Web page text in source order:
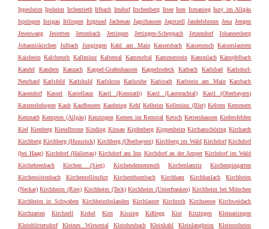
Ippesheim Ipsheim Irchenrieth Irlbach Irndorf Irschenberg Irsee Isen Ismaning Isny im Allgäu
Ispringen Issigau Ittlingen Itzgrund Jachenau Jagsthausen Jagstzell Jandelsbrunn Jena Jengen
Jesenwang
Jestetten Jettenbach Jettingen Jettingen-Scheppach Jetzendorf
Johannesberg
Johanniskirchen
Julbach Jungingen Kahl am Main Kaisersbach Kaisersesch
Kaiserslautern
Kaisheim Kalchreuth Kallmünz Kaltental Kammeltal Kammerstein Kammlach Kämpfelbach
Kandel
Kandern Kanzach Kappel-Grafenhausen Kappelrodeck Karbach Karlsbad
Karlsdorf-
Neuthard
Karlsfeld Karlshuld Karlskron Karlsruhe Karlstadt Karlstein am Main
Karsbach
Kasendorf
Kassel Kastellaun Kastl (Kemnath) Kastl (Lauterachtal)
Kastl (Oberbayern)
Katzenelnbogen Kaub Kaufbeuren Kaufering Kehl Kelheim Kellmünz (Iller) Keltern Kemmern
Kemnath Kempten (Allgäu) Kenzingen Kernen im Remstal Ketsch Kettershausen Kiefersfelden
Kiel Kienberg Kieselbronn Kinding Kinsau Kipfenberg Kippenheim Kirchanschöring Kirchardt
Kirchberg Kirchberg (Hunsrück) Kirchberg (Oberbayern) Kirchberg im Wald Kirchdorf Kirchdorf
(bei Haag) Kirchdorf (Hallertau) Kirchdorf am Inn Kirchdorf an der Amper Kirchdorf im Wald
Kirchehrenbach
Kirchen (Sieg) Kirchendemenreuth Kirchenlamitz
Kirchenpingarten
Kirchensittenbach
Kirchentellinsfurt Kirchenthumbach Kirchham Kirchhaslach
Kirchheim
(Neckar) Kirchheim (Ries) Kirchheim (Teck) Kirchheim (Unterfranken) Kirchheim bei München
Kirchheim in Schwaben Kirchheimbolanden Kirchlauter Kirchroth Kirchseeon Kirchweidach
Kirchzarten
Kirchzell Kirkel Kirn Kissing Kißlegg Kist Kitzingen
Kleinaitingen
Kleinblittersdorf
Kleines Wiesental Kleinheubach Kleinkahl Kleinlangheim
Kleinostheim